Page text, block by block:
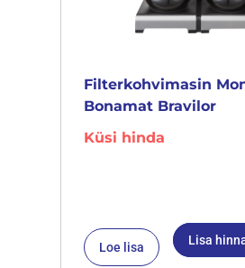
Filterkohvimasin
Bonamat Bravilor
Küsi hinda
Loe lisa Lisa